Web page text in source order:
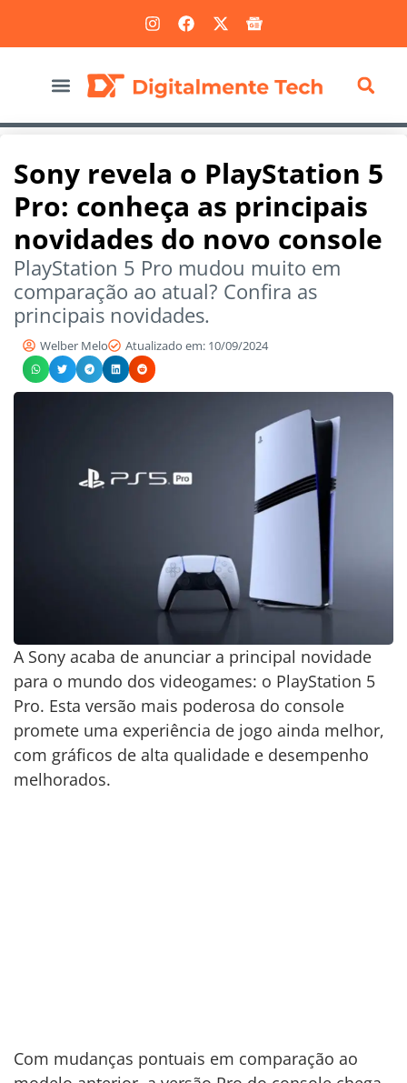
Sony revela o PlayStation 5
Pro: conheça as principais
novidades do novo console
PlayStation 5 Pro mudou muito em
comparação ao atual? Confira as
principais novidades.
Welber Melo Atualizado em: 10/09/2024
A Sony acaba de anunciar a principal novidade
para o mundo dos videogames: o PlayStation 5
Pro. Esta versão mais poderosa do console
promete uma experiência de jogo ainda melhor,
com gráficos de alta qualidade e desempenho
melhorados.
Com mudanças pontuais em comparação ao